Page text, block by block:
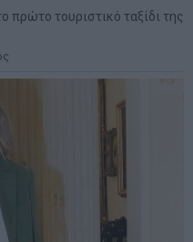
τουριστικό ταξίδι της